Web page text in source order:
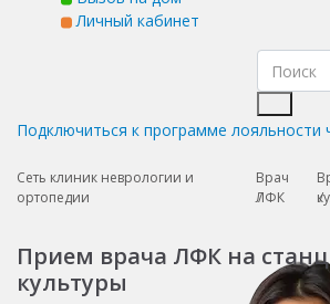
Личный кабинет
Подключиться к программе лояльности
Сеть клиник неврологии и
ортопедии
Врач
ЛФК
Прием врача ЛФК на
культуры